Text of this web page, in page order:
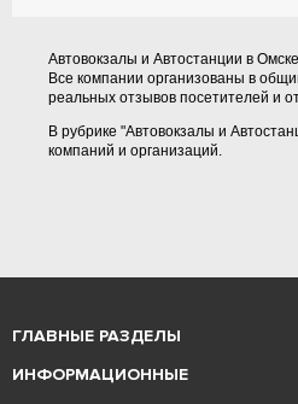
Автовокзалы и Автостанции в
Все компании организованы в
реальных отзывов посетителей и
В рубрике "Автовокзалы и
компаний и организаций.
ГЛАВНЫЕ РАЗДЕЛЫ
ИНФОРМАЦИОННЫЕ